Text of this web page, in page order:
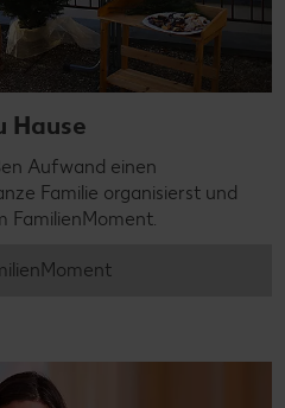
Hause
Aufwand einen
Familie organisierst und
FamilienMoment.